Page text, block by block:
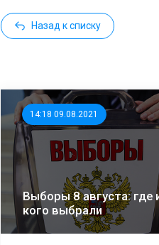
Назад к списку
14:18 09.08.2021
Выборы 8 августа: где
кого выбрали